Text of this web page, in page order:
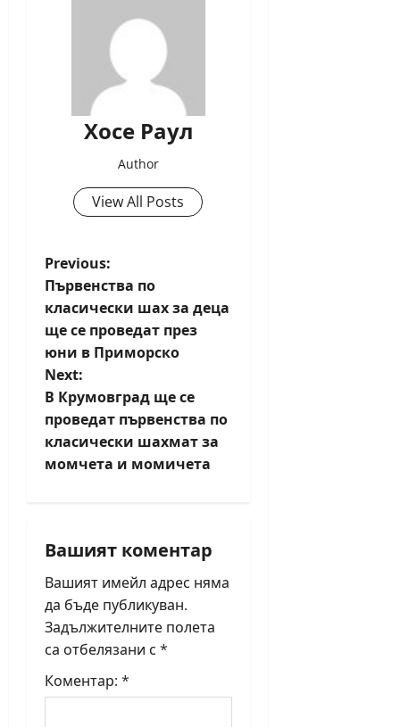
Хосе Раул
Author
View All Posts
P
o
s
t
n
a
g
a
t
i
Previous:
Първенства по
класически шах за деца
ще се проведат през
юни в Приморско
Next:
В Крумовград ще се
проведат първенства по
класически шахмат за
момчета и момичета
Вашият коментар
Вашият имейл адрес няма
да бъде публикуван.
Задължителните полета
са отбелязани с *
Коментар: *